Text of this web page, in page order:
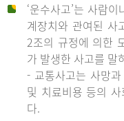
‘운수사고’는 사람
계장치와 관여된 사
2조의 규정에 의한
가 발생한 사고를 말
- 교통사고는 사망
및 치료비용 등의
다.